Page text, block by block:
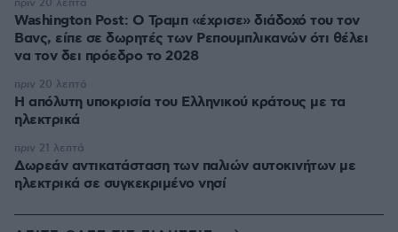
Washington Post: Ο Τραμπ «έχρισε» διάδοχό του τον
Βανς, είπε σε δωρητές των Ρεπουμπλικανών ότι θέλει
να τον δει πρόεδρο το 2028
πριν 20 λεπτά
Η απόλυτη υποκρισία του Ελληνικού κράτους με τα
ηλεκτρικά
πριν 20 λεπτά
Δωρεάν αντικατάσταση των παλιών αυτοκινήτων με
ηλεκτρικά σε συγκεκριμένο νησί
πριν 21 λεπτά